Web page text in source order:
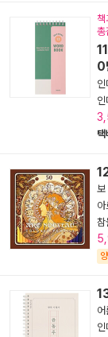
총
0
인
택
보
아
참
어